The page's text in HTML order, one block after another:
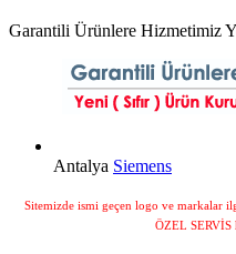
Garantili Ürünlere Hizmetimiz
Antalya Siemens
Sitemizde ismi geçen logo ve markalar
ÖZEL SERVİS